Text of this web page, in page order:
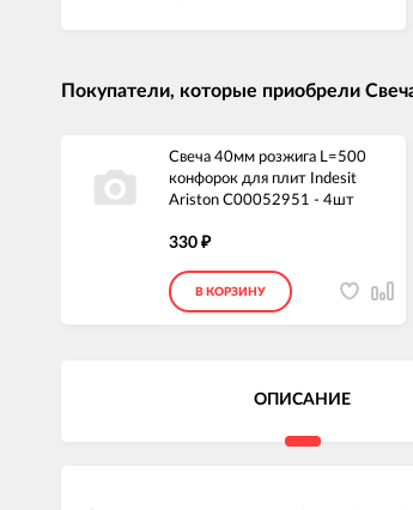
Покупатели, которые приобрели
Свеча 40мм розжига L=500
конфорок для плит Indesit
Ariston C00052951 - 4шт
330 ₽
В КОРЗИНУ
ОПИСАНИЕ